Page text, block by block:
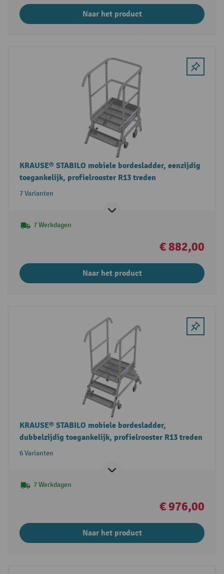
Naar het product
KRAUSE® STABILO mobiele bordesladder, eenzijdig
toegankelijk, profielrooster R13 treden
7 Varianten
7 Werkdagen
€ 882,00
Naar het product
KRAUSE® STABILO mobiele bordesladder,
dubbelzijdig toegankelijk, profielrooster R13 treden
6 Varianten
7 Werkdagen
€ 976,00
Naar het product